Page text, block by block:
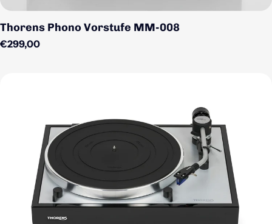
Thorens Phono Vorstufe MM-008
Regulärer Preis
€299,00